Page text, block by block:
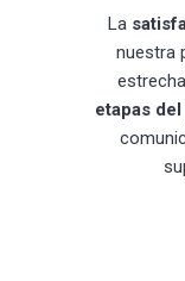
La
nuestra
etapas